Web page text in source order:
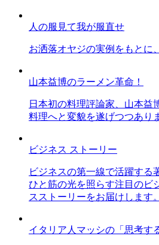
人の服見て我が服直せ
お洒落オヤジの実例をもとに
山本益博のラーメン革命！
日本初の料理評論家、山本
料理へと変貌を遂げつつあり
ビジネス ストーリー
ビジネスの第一線で活躍する
ひと筋の光を照らす注目のビ
スストーリーをお届けします。
イタリア人マッシの「思考す